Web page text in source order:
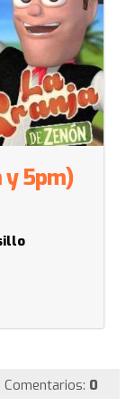
y 5pm)
Comentarios: 0